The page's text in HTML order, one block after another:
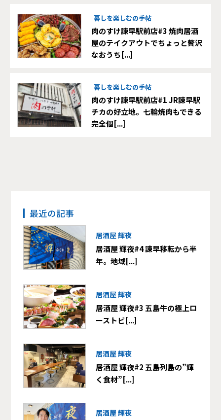
暮しを楽しむの手帖
肉のすけ諫早駅前店#3 焼肉居酒
屋のテイクアウトでちょっと贅沢
なおうち[...]
暮しを楽しむの手帖
肉のすけ諫早駅前店#1 JR諫早駅
チカの好立地。七輪焼肉もできる
完全個[...]
最近の記事
居酒屋 輝夜
居酒屋 輝夜#4 諫早移転から半
年。地域[...]
居酒屋 輝夜
居酒屋 輝夜#3 五島牛の極上ロ
ーストビ[...]
居酒屋 輝夜
居酒屋 輝夜#2 五島列島の”輝
く食材”[...]
居酒屋 輝夜